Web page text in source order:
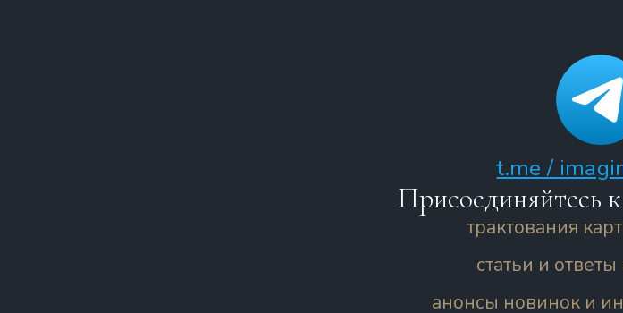
t.me /
Присоединяйтесь
трактования
статьи и
анонсы новинок и